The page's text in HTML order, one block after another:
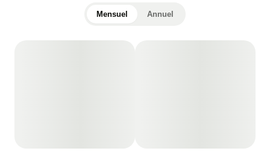
Mensuel Annuel